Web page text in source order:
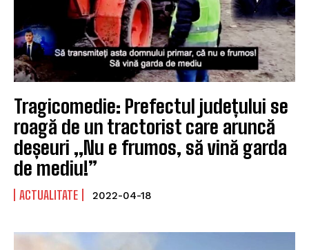
Tragicomedie: Prefectul județului se
roagă de un tractorist care aruncă
deșeuri „Nu e frumos, să vină garda
de mediu!”
ACTUALITATE 2022-04-18